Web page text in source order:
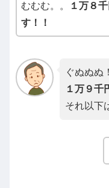
むむむ。。
１万８
す！！
ぐぬぬぬ
１万９千
それ以下